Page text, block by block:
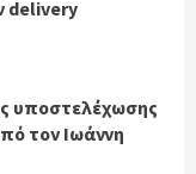
delivery
υποστελέχωσης
τον Ιωάννη